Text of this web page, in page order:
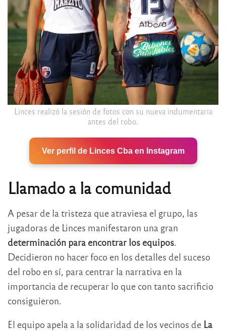
Linces realizó la sesión de fotos con su nueva indumentaria
antes del robo.
Ver perfil de Linces Cba en Instagram
Llamado a la comunidad
A pesar de la tristeza que atraviesa el grupo, las
jugadoras de Linces manifestaron una gran
determinación para encontrar los equipos.
Decidieron no hacer foco en los detalles del suceso
del robo en sí, para centrar la narrativa en la
importancia de recuperar lo que con tanto sacrificio
consiguieron.
El equipo apela a la solidaridad de los vecinos de La